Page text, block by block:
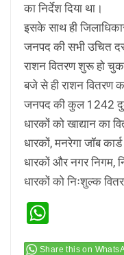
का निर्देश दिया था।
इसके साथ ही
जनपद की सभी उचित
राशन वितरण शुरू हो
बजे से ही राशन वितरण
जनपद की कुल 1242
धारकों को खाद्यान का
धारकों, मनरेगा जॉब
धारकों और नगर निगम,
धारकों को निःशुल्क
Share this on